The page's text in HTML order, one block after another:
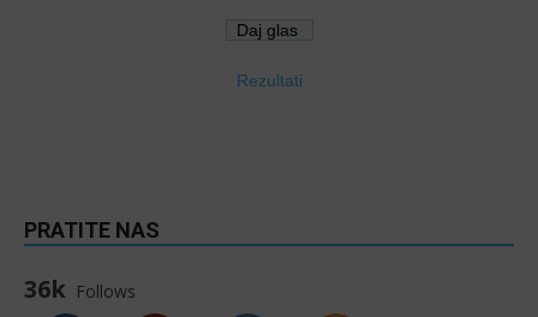
Rezultati
PRATITE NAS
36k Follows